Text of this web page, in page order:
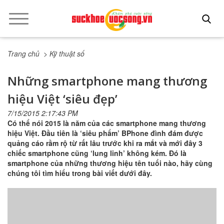
Trang chủ > Kỹ thuật số
Những smartphone mang thương
hiệu Việt ‘siêu đẹp’
7/15/2015 2:17:43 PM
Có thể nói 2015 là năm của các smartphone mang thương
hiệu Việt. Đầu tiên là ‘siêu phẩm’ BPhone đình đám được
quảng cáo rầm rộ từ rất lâu trước khi ra mắt và mới đây 3
chiếc smartphone cũng ‘lung linh’ không kém. Đó là
smartphone của những thương hiệu tên tuổi nào, hãy cùng
chúng tôi tìm hiểu trong bài viết dưới đây.